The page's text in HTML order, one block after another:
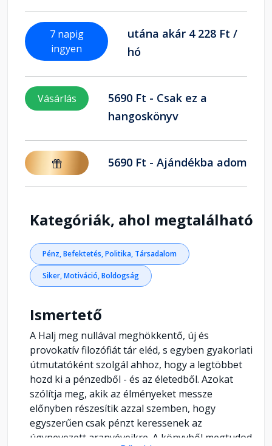
7 napig
ingyen
utána akár 4 228 Ft /
hó
Vásárlás
5690 Ft - Csak ez a
hangoskönyv
5690 Ft - Ajándékba adom
Kategóriák, ahol megtalálható
Pénz, Befektetés, Politika, Társadalom
Siker, Motiváció, Boldogság
Ismertető
A Halj meg nullával meghökkentő, új és
provokatív filozófiát tár eléd, s egyben gyakorlati
útmutatóként szolgál ahhoz, hogy a legtöbbet
hozd ki a pénzedből - és az életedből. Azokat
szólítja meg, akik az élményeket messze
előnyben részesítik azzal szemben, hogy
egyszerűen csak pénzt keressenek az
úgynevezett aranyéveikre. A könyvből megtudod,